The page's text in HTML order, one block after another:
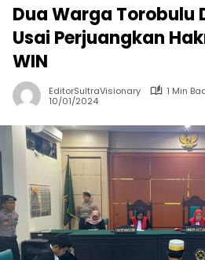
Dua Warga Torobulu
Usai Perjuangkan
WIN
EditorSultraVisionary
1 Min
10/01/2024